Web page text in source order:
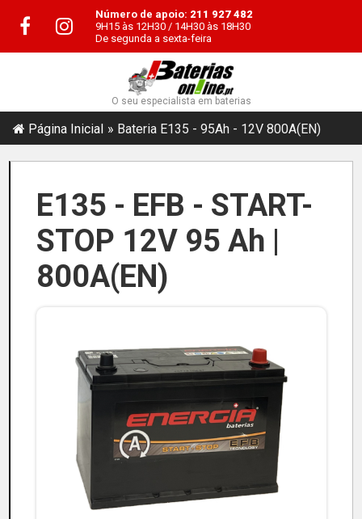
Número de apoio: 211 927 482
9H15 às 12H30 / 14H30 às 18H30
De segunda a sexta-feira
O seu especialista em baterias
Página Inicial Bateria E135 - 95Ah - 12V 800A(EN)
E135 - EFB - START-
STOP 12V 95 Ah |
800A(EN)